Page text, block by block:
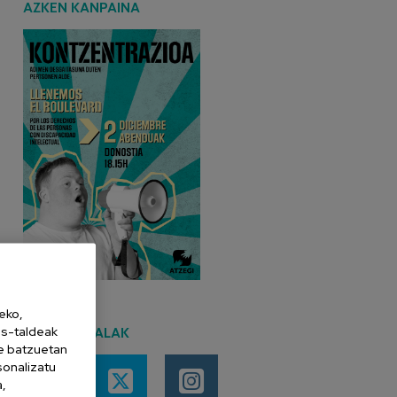
AZKEN KANPAINA
SARE SOZIALAK
taldeak
batzuetan